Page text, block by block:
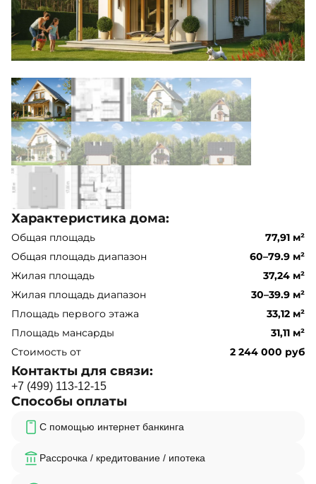
Характеристика дома:
Общая площадь
77,91 м²
Общая площадь диапазон
60–79.9 м²
Жилая площадь
37,24 м²
Жилая площадь диапазон
30–39.9 м²
Площадь первого этажа
33,12 м²
Площадь мансарды
31,11 м²
Стоимость от
2 244 000 руб
Контакты для связи:
+7 (499) 113-12-15
Способы оплаты
С помощью интернет банкинга
Рассрочка / кредитование / ипотека